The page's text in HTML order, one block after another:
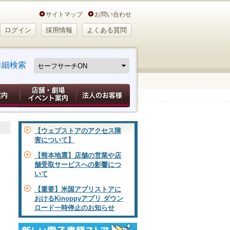
サイトマップ お問い合わせ
ログイン 採用情報 よくある質問
細検索
【ウェブストアのアクセス障
害について】
【熊本地震】店舗の営業や店
舗受取サービスへの影響につ
いて
【重要】米国アプリストアに
おけるKinoppyアプリ ダウン
ロード一時停止のお知らせ